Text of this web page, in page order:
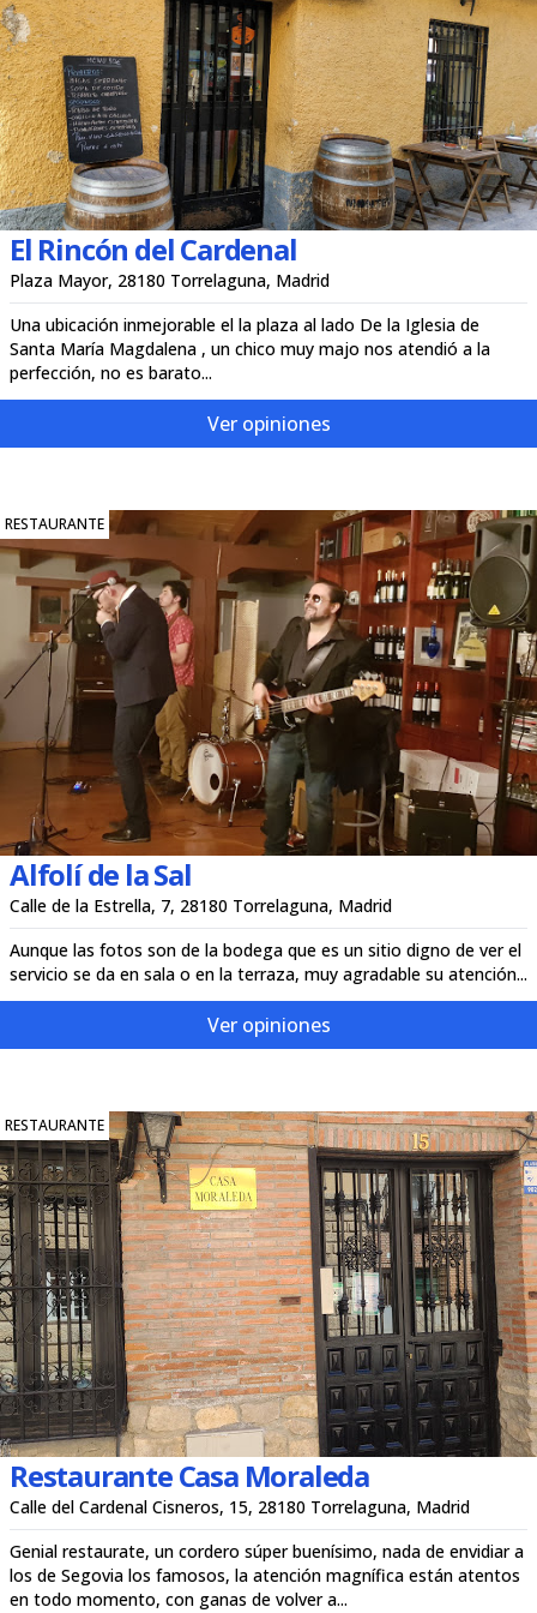
El Rincón del Cardenal
Plaza Mayor, 28180 Torrelaguna, Madrid
Una ubicación inmejorable el la plaza al lado De la Iglesia de
Santa María Magdalena , un chico muy majo nos atendió a la
perfección, no es barato...
Ver opiniones
RESTAURANTE
Alfolí de la Sal
Calle de la Estrella, 7, 28180 Torrelaguna, Madrid
Aunque las fotos son de la bodega que es un sitio digno de ver el
servicio se da en sala o en la terraza, muy agradable su atención...
Ver opiniones
RESTAURANTE
Restaurante Casa Moraleda
Calle del Cardenal Cisneros, 15, 28180 Torrelaguna, Madrid
Genial restaurate, un cordero súper buenísimo, nada de envidiar a
los de Segovia los famosos, la atención magnífica están atentos
en todo momento, con ganas de volver a...